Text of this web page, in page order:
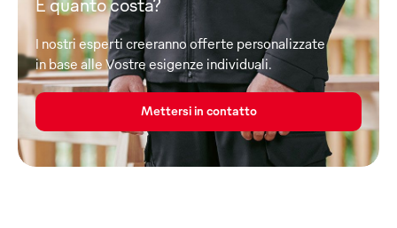
I nostri esperti creeranno offerte personalizzate
in base alle Vostre esigenze individuali.
Mettersi in contatto